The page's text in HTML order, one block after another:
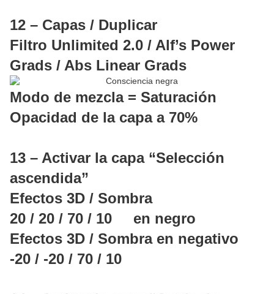
12 – Capas / Duplicar
Filtro Unlimited 2.0 / Alf’s Power
Grads / Abs Linear Grads
Modo de mezcla = Saturación
Opacidad de la capa a 70%
13 – Activar la capa “Selección
ascendida”
Efectos 3D / Sombra
20 / 20 / 70 / 10 en negro
Efectos 3D / Sombra en negativo
-20 / -20 / 70 / 10